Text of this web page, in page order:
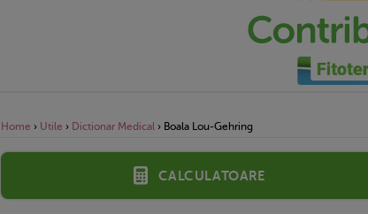
Home › Utile › Dictionar Medical › Boala Lou-Gehring
Calculatoare